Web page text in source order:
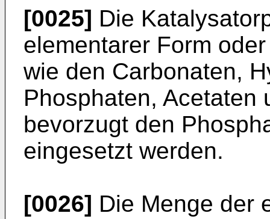
[0025] Die
elementarer Form
wie den Carbonaten,
Phosphaten, Acetaten
bevorzugt den
eingesetzt werden.
[0026] Die Menge der